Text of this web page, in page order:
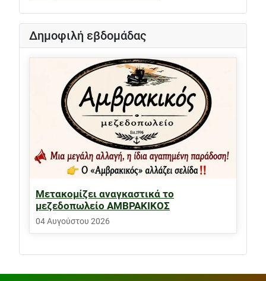
Δημοφιλή εβδομάδας
Μετακομίζει αναγκαστικά το
μεζεδοπωλείο ΑΜΒΡΑΚΙΚΟΣ
04 Αυγούστου 2026